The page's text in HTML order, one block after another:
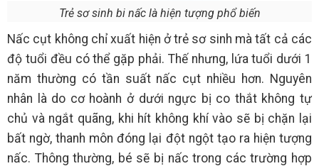
Trẻ sơ sinh bi nấc là hiện tượng phổ biến
Nấc cụt không chỉ xuất hiện ở trẻ sơ sinh mà tất cả các
độ tuổi đều có thể gặp phải. Thế nhưng, lứa tuổi dưới 1
năm thường có tần suất nấc cụt nhiều hơn. Nguyên
nhân là do cơ hoành ở dưới ngực bị co thắt không tự
chủ và ngắt quãng, khi hít không khí vào sẽ bị chặn lại
bất ngờ, thanh môn đóng lại đột ngột tạo ra hiện tượng
nấc. Thông thường, bé sẽ bị nấc trong các trường hợp